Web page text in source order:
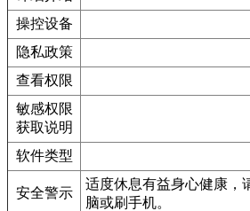
操控设备
隐私政策
查看权限
敏感权限
获取说明
软件类型
安全警示
适度休息有益身心健康，
脑或刷手机。